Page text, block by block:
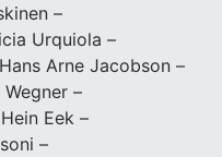
–
Urquiola –
Arne Jacobson –
–
Eek –
–